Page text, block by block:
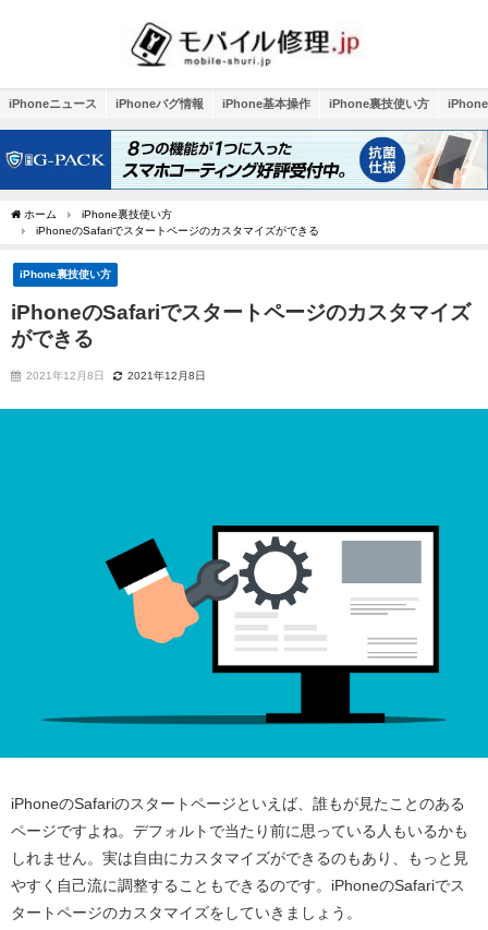
iPhoneニュース iPhoneバグ情報 iPhone基本操作 iPhone裏技使い方
ホーム
iPhone裏技使い方
iPhoneのSafariでスタートページのカスタマイズができる
iPhone裏技使い方
iPhoneのSafariでスタートページのカスタマイズ
ができる
2021年12月8日 2021年12月8日
iPhoneのSafariのスタートページといえば、誰もが見たことのある
ページですよね。デフォルトで当たり前に思っている人もいるかも
しれません。実は自由にカスタマイズができるのもあり、もっと見
やすく自己流に調整することもできるのです。iPhoneのSafariでス
タートページのカスタマイズをしていきましょう。